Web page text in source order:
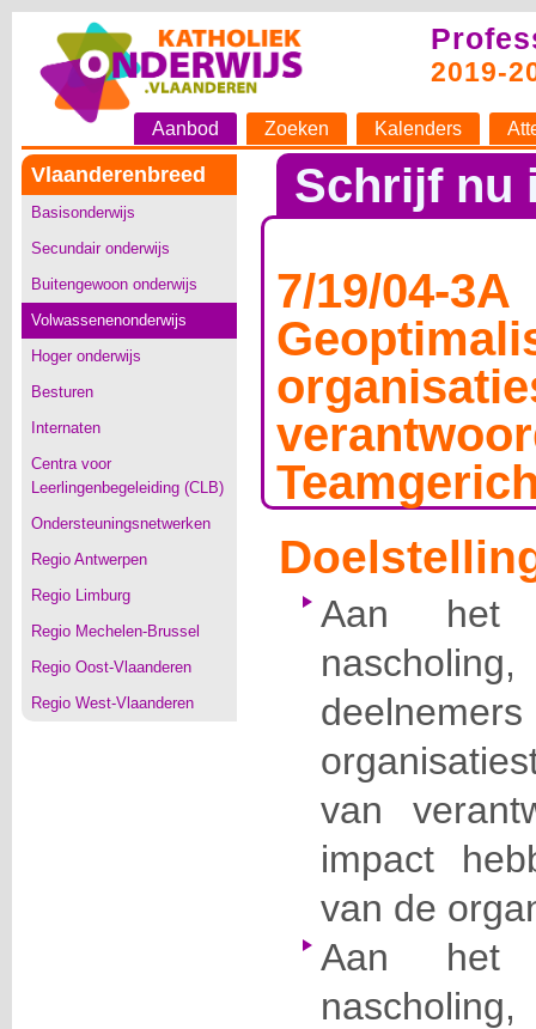
2019-
Aanbod Zoeken Kalenders
Vlaanderenbreed
Basisonderwijs
Secundair onderwijs
Buitengewoon onderwijs
Volwassenenonderwijs
Hoger onderwijs
Besturen
Internaten
Centra voor
Leerlingenbegeleiding (CLB)
Ondersteuningsnetwerken
Regio Antwerpen
Regio Limburg
Regio Mechelen-Brussel
Regio Oost-Vlaanderen
Regio West-Vlaanderen
Schrijf nu
7/19/04-3A
Aan het
van
impact
van de
Aan het